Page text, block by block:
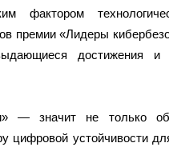
фактором
премии «Лидеры
достижения и
— значит не только
цифровой устойчивости